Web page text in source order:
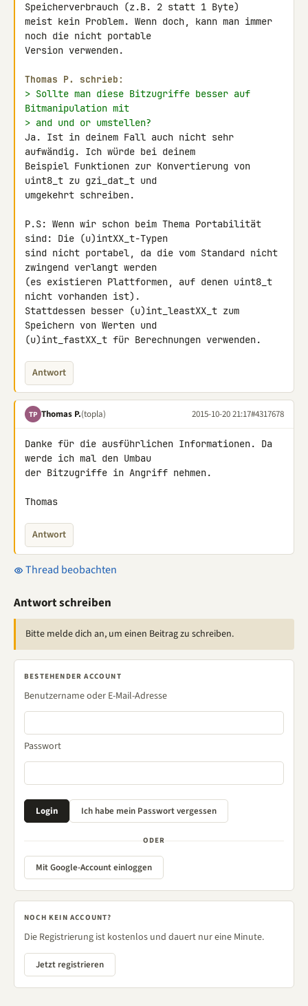
Speicherverbrauch (z.B. 2 statt 1 Byte)
meist kein Problem. Wenn doch, kann man immer
noch die nicht portable
Version verwenden.
Thomas P. schrieb:
> Sollte man diese Bitzugriffe besser auf
Bitmanipulation mit
> and und or umstellen?
Ja. Ist in deinem Fall auch nicht sehr
aufwändig. Ich würde bei deinem
Beispiel Funktionen zur Konvertierung von
uint8_t zu gzi_dat_t und
umgekehrt schreiben.
P.S: Wenn wir schon beim Thema Portabilität
sind: Die (u)intXX_t-Typen
sind nicht portabel, da die vom Standard nicht
zwingend verlangt werden
(es existieren Plattformen, auf denen uint8_t
nicht vorhanden ist).
Stattdessen besser (u)int_leastXX_t zum
Speichern von Werten und
(u)int_fastXX_t für Berechnungen verwenden.
Antwort
TP Thomas P.(topla) 2015-10-20 21:17#4317678
Danke für die ausführlichen Informationen. Da
werde ich mal den Umbau
der Bitzugriffe in Angriff nehmen.
Thomas
Antwort
Thread beobachten
Antwort schreiben
Bitte melde dich an, um einen Beitrag zu schreiben.
BESTEHENDER ACCOUNT
Benutzername oder E-Mail-Adresse
Passwort
ODER
Mit Google-Account einloggen
NOCH KEIN ACCOUNT?
Die Registrierung ist kostenlos und dauert nur eine Minute.
Jetzt registrieren